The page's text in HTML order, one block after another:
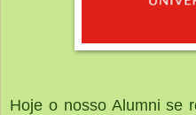
Hoje o nosso Alumni se